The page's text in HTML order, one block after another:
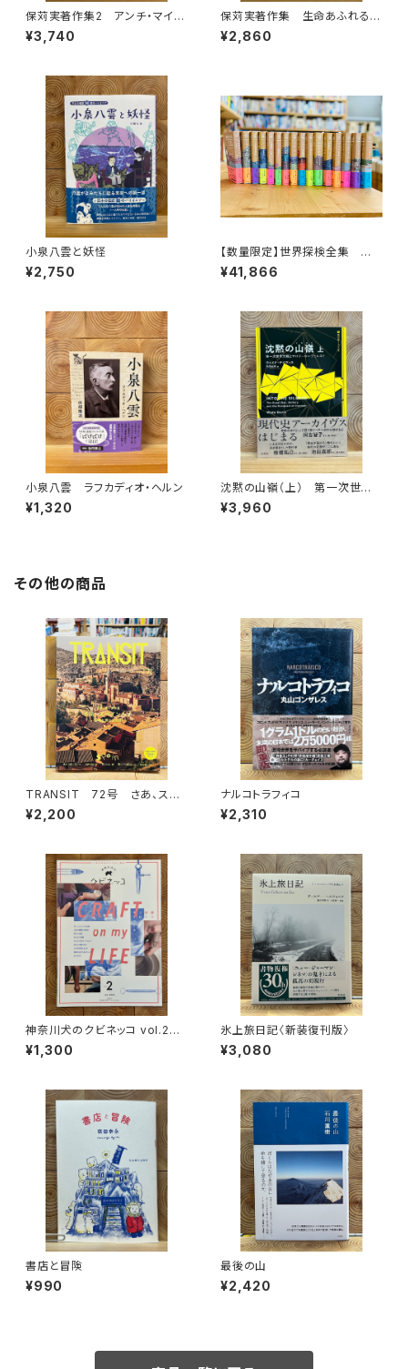
保苅実著作集2 アンチ・マイノ
リティ・ヒストリー
¥3,740
保苅実著作集 生命あふれる大
地
¥2,860
小泉八雲と妖怪
¥2,750
【数量限定】世界探検全集 全1
6巻＋全巻購入特典「第17巻（非
売品）」【当店限定】
¥41,866
小泉八雲 ラフカディオ・ヘルン
¥1,320
沈黙の山嶺（上） 第一次世界
大戦とマロリーのエヴェレスト
¥3,960
その他の商品
TRANSIT 72号 さあ、スペ
インへ！ 太陽と海と土の国
¥2,200
ナルコトラフィコ
¥2,310
神奈川犬のクビネッコ vol.2
特集：CRAFT on my LIFE
¥1,300
氷上旅日記〈新装復刊版〉
¥3,080
書店と冒険
¥990
最後の山
¥2,420